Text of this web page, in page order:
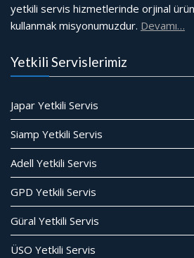
yetkili servis hizmetlerinde orjinal
kullanmak misyonumuzdur. Devamı…
Yetkili Servislerimiz
Japar Yetkili Servis
Siamp Yetkili Servis
Adell Yetkili Servis
GPD Yetkili Servis
Güral Yetkili Servis
ÜSO Yetkili Servis